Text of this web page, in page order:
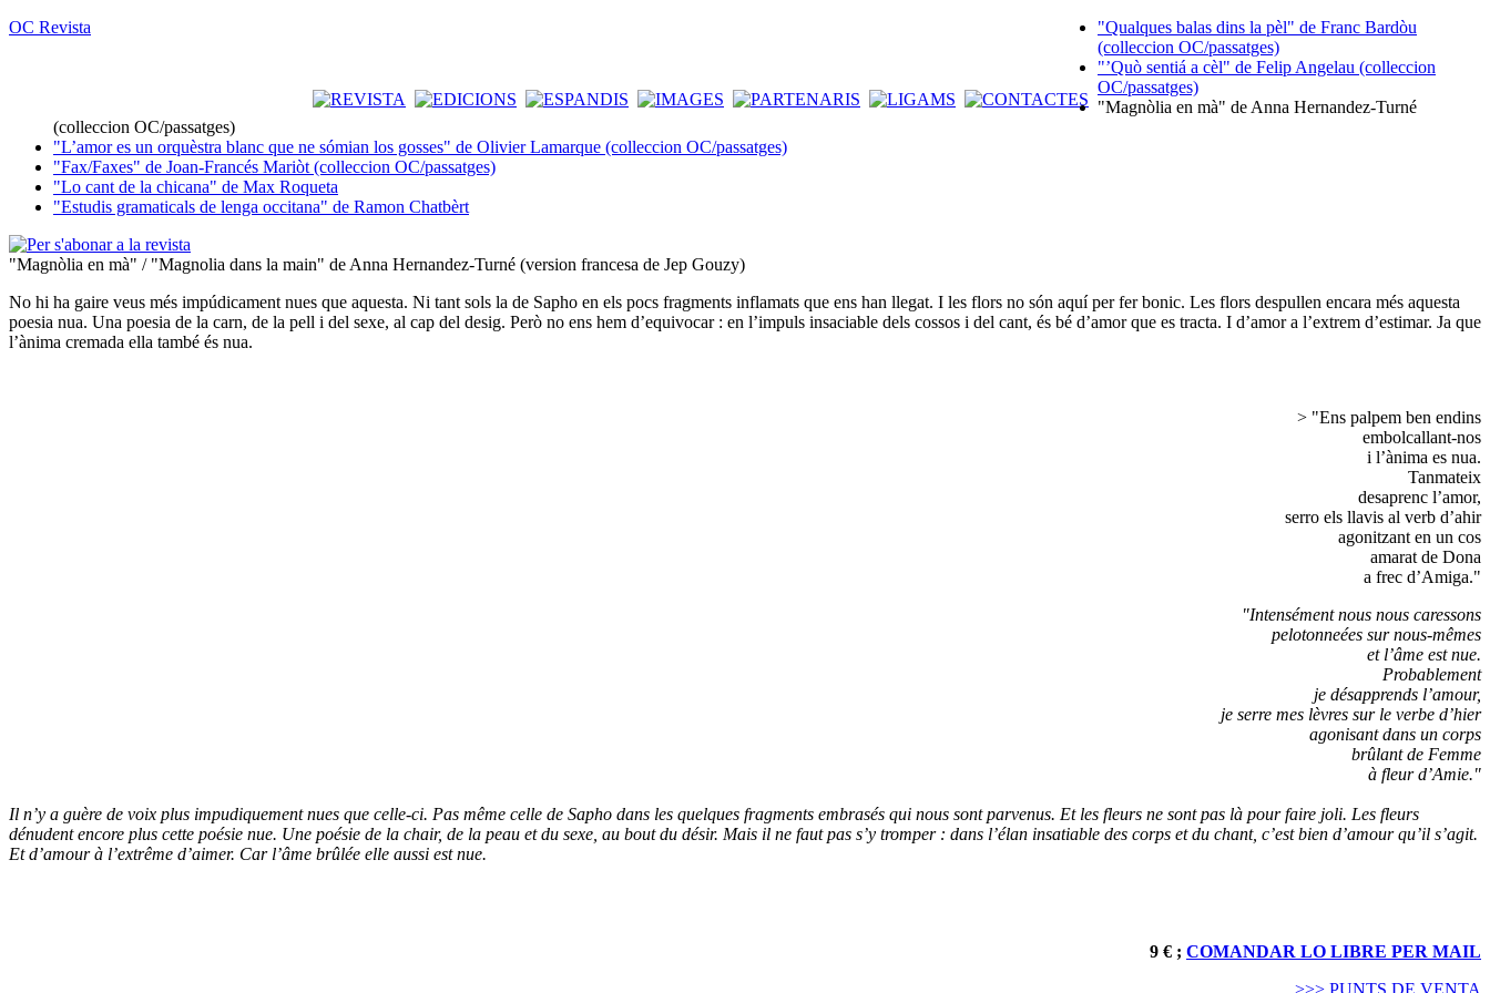
OC Revista
"Qualques balas dins la pèl" de Franc Bardòu
(colleccion OC/passatges)
"’Quò sentiá a cèl" de Felip Angelau (colleccion
OC/passatges)
"Magnòlia en mà" de Anna Hernandez-Turné
(colleccion OC/passatges)
"L’amor es un orquèstra blanc que ne sómian los gosses" de Olivier Lamarque (colleccion OC/passatges)
"Fax/Faxes" de Joan-Francés Mariòt (colleccion OC/passatges)
"Lo cant de la chicana" de Max Roqueta
"Estudis gramaticals de lenga occitana" de Ramon Chatbèrt
"Magnòlia en mà" / "Magnolia dans la main" de Anna Hernandez-Turné (version francesa de Jep Gouzy)
No hi ha gaire veus més impúdicament nues que aquesta. Ni tant sols la de Sapho en els pocs fragments inflamats que ens han llegat. I les flors no són aquí per fer bonic. Les flors despullen encara més aquesta
poesia nua. Una poesia de la carn, de la pell i del sexe, al cap del desig. Però no ens hem d’equivocar : en l’impuls insaciable dels cossos i del cant, és bé d’amor que es tracta. I d’amor a l’extrem d’estimar. Ja que
l’ànima cremada ella també és nua.
> "Ens palpem ben endins
embolcallant-nos
i l’ànima es nua.
Tanmateix
desaprenc l’amor,
serro els llavis al verb d’ahir
agonitzant en un cos
amarat de Dona
a frec d’Amiga."
"Intensément nous nous caressons
pelotonneées sur nous-mêmes
et l’âme est nue.
Probablement
je désapprends l’amour,
je serre mes lèvres sur le verbe d’hier
agonisant dans un corps
brûlant de Femme
à fleur d’Amie."
Il n’y a guère de voix plus impudiquement nues que celle-ci. Pas même celle de Sapho dans les quelques fragments embrasés qui nous sont parvenus. Et les fleurs ne sont pas là pour faire joli. Les fleurs
dénudent encore plus cette poésie nue. Une poésie de la chair, de la peau et du sexe, au bout du désir. Mais il ne faut pas s’y tromper : dans l’élan insatiable des corps et du chant, c’est bien d’amour qu’il s’agit.
Et d’amour à l’extrême d’aimer. Car l’âme brûlée elle aussi est nue.
9 € ; COMANDAR LO LIBRE PER MAIL
>>> PUNTS DE VENTA